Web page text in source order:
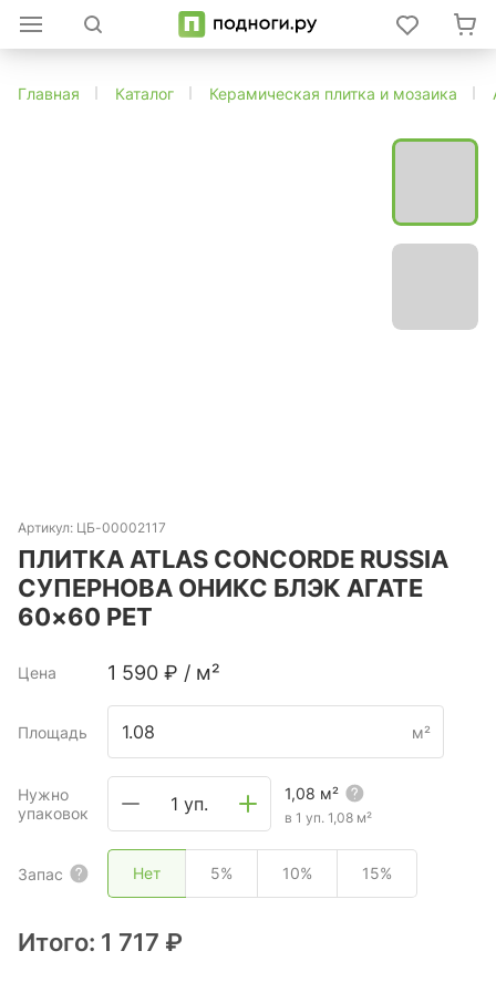
Главная Каталог Керамическая плитка и мозаика
Артикул: ЦБ-00002117
ПЛИТКА ATLAS CONCORDE RUSSIA
СУПЕРНОВА ОНИКС БЛЭК АГАТЕ
60×60 РЕТ
Цена 1 590 ₽ / м²
Площадь м²
Нужно
упаковок
1 уп. 1,08 м²
в 1 уп. 1,08 м²
Запас Нет 5% 10% 15%
Итого: 1 717 ₽